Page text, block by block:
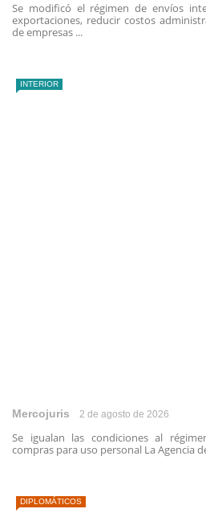
Se modificó el régimen de envíos
exportaciones, reducir costos
de empresas ...
INTERIOR
Mercojuris 2 de agosto de 2026
Se igualan las condiciones al
compras para uso personal La Agencia
DIPLOMÁTICOS